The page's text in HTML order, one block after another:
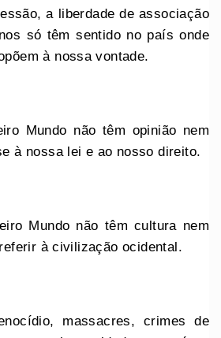
a liberdade de associação
só têm sentido no país onde
à nossa vontade.
Mundo não têm opinião nem
à nossa lei e ao nosso direito.
Mundo não têm cultura nem
à civilização ocidental.
massacres, crimes de